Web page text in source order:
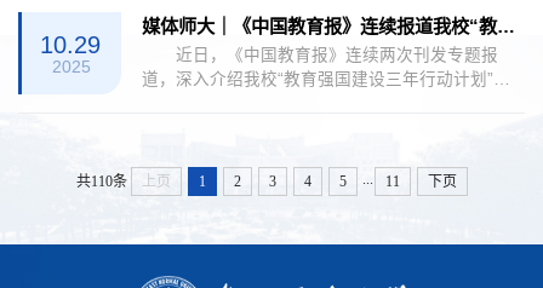
第一书记，以军人的作风、党员的担当，成为村民
信赖的“主心骨”和乡村振兴路上领路人的实干风
采。 附：报道链接
10.29
2025
媒体师大｜《中国教育报》连续报道我校“教师教育创新机制改革试点”工作进展
近日，《中国教育报》连续两次刊发专题报
道，深入介绍我校“教育强国建设三年行动计划”首
型》为题报道了我校以教师教育大模型建设为牵
引，构建“垂直大模型＋智慧教学平台＋智能体集
学、助评、助管等全链条升级，加快推动教师教育
数...
共110条 上页 1 2 3 4 5 ... 11 下页